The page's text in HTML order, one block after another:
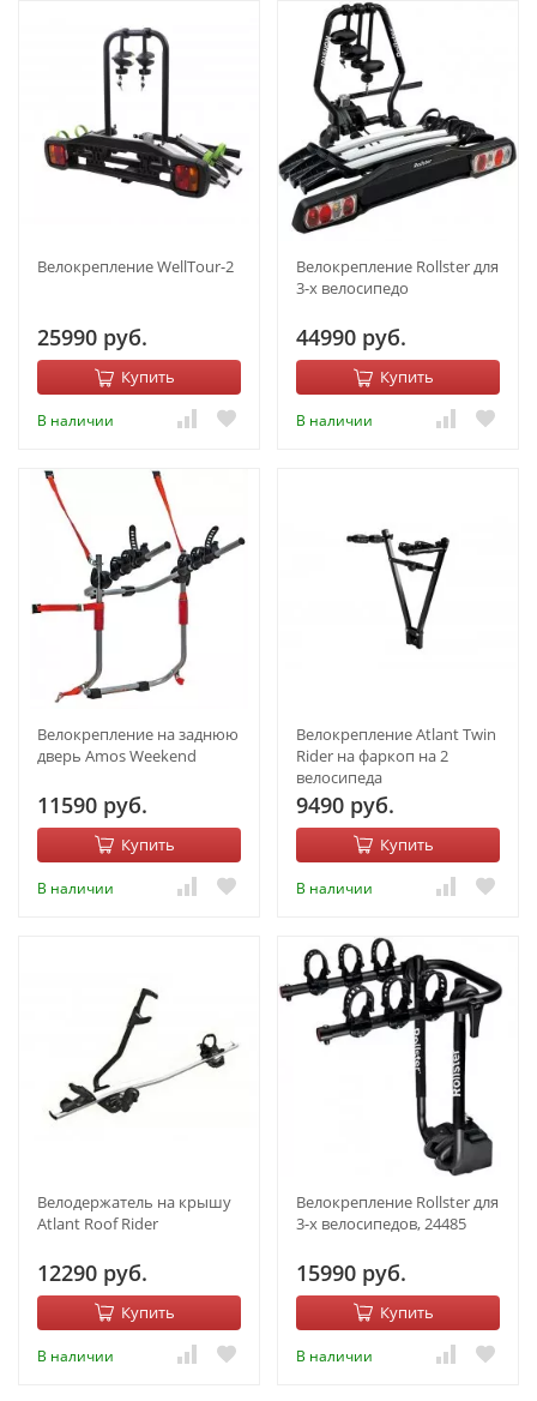
Велокрепление WellTour-2
25990 руб.
Купить
В наличии
Велокрепление Rollster для
3-х велосипедо
44990 руб.
Купить
В наличии
Велокрепление на заднюю
дверь Amos Weekend
11590 руб.
Купить
В наличии
Велокрепление Atlant Twin
Rider на фаркоп на 2
велоcипеда
9490 руб.
Купить
В наличии
Велодержатель на крышу
Atlant Roof Rider
12290 руб.
Купить
В наличии
Велокрепление Rollster для
3-х велосипедов, 24485
15990 руб.
Купить
В наличии